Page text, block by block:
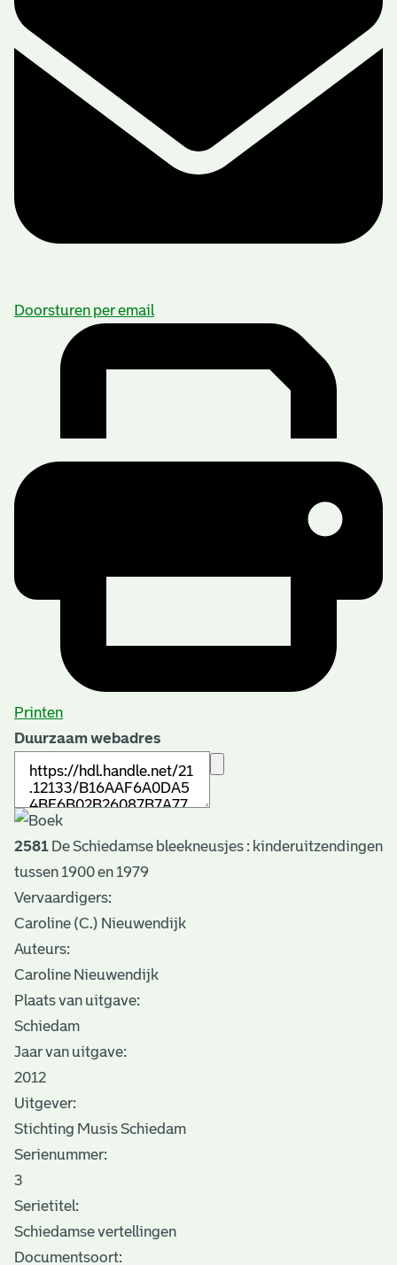
Doorsturen per email
Printen
Duurzaam webadres
2581 De Schiedamse bleekneusjes : kinderuitzendingen
tussen 1900 en 1979
Vervaardigers:
Caroline (C.) Nieuwendijk
Auteurs:
Caroline Nieuwendijk
Plaats van uitgave:
Schiedam
Jaar van uitgave:
2012
Uitgever:
Stichting Musis Schiedam
Serienummer:
3
Serietitel:
Schiedamse vertellingen
Documentsoort: